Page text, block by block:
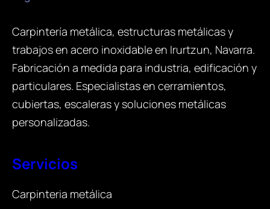
Carpintería metálica, estructuras metálicas y
trabajos en acero inoxidable en Irurtzun, Navarra.
Fabricación a medida para industria, edificación y
particulares. Especialistas en cerramientos,
cubiertas, escaleras y soluciones metálicas
personalizadas.
Servicios
Carpinteria metálica